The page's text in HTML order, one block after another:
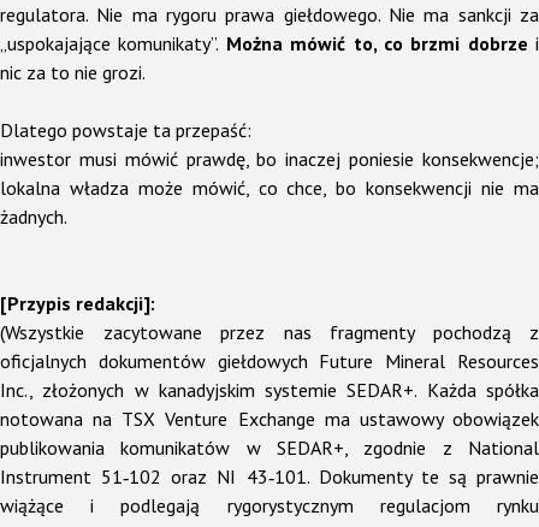
regulatora. Nie ma rygoru prawa giełdowego. Nie ma sankcji za
„uspokajające komunikaty”. Można mówić to, co brzmi dobrze i
nic za to nie grozi.
Dlatego powstaje ta przepaść:
inwestor musi mówić prawdę, bo inaczej poniesie konsekwencje;
lokalna władza może mówić, co chce, bo konsekwencji nie ma
żadnych.
[Przypis redakcji]:
(Wszystkie zacytowane przez nas fragmenty pochodzą z
oficjalnych dokumentów giełdowych Future Mineral Resources
Inc., złożonych w kanadyjskim systemie SEDAR+. Każda spółka
notowana na TSX Venture Exchange ma ustawowy obowiązek
publikowania komunikatów w SEDAR+, zgodnie z National
Instrument 51‑102 oraz NI 43‑101. Dokumenty te są prawnie
wiążące i podlegają rygorystycznym regulacjom rynku